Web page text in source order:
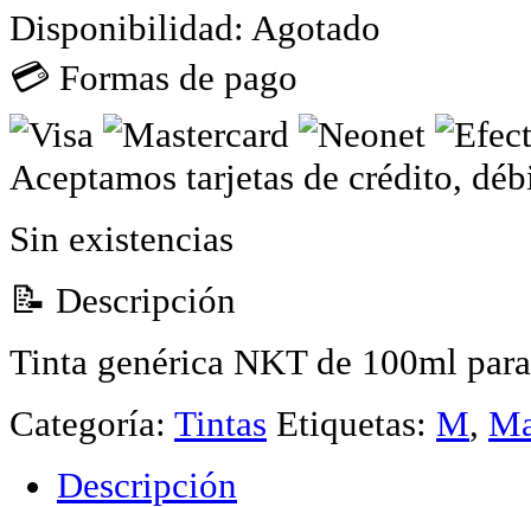
Disponibilidad: Agotado
💳 Formas de pago
Aceptamos tarjetas de crédito,
Sin existencias
📝 Descripción
Tinta genérica NKT de 100ml
Categoría: Tintas Etiquetas: M,
Descripción